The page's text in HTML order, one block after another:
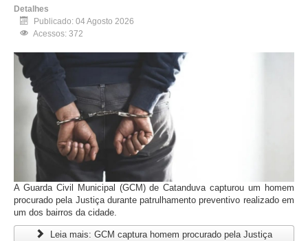
Detalhes
Publicado: 04 Agosto 2026
Acessos: 372
A Guarda Civil Municipal (GCM) de Catanduva capturou um homem
procurado pela Justiça durante patrulhamento preventivo realizado em
um dos bairros da cidade.
Leia mais: GCM captura homem procurado pela Justiça